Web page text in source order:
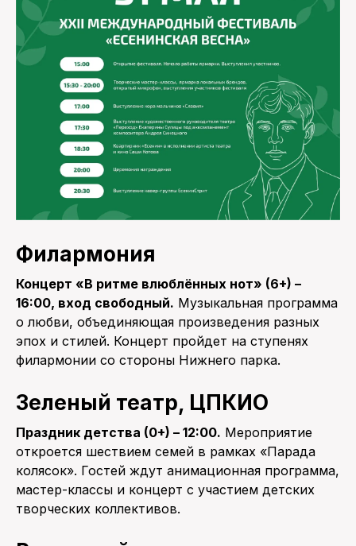
Филармония
Концерт «В ритме влюблённых нот» (6+) –
16:00, вход свободный. Музыкальная программа
о любви, объединяющая произведения разных
эпох и стилей. Концерт пройдет на ступенях
филармонии со стороны Нижнего парка.
Зеленый театр, ЦПКИО
Праздник детства (0+) – 12:00. Мероприятие
откроется шествием семей в рамках «Парада
колясок». Гостей ждут анимационная программа,
мастер-классы и концерт с участием детских
творческих коллективов.